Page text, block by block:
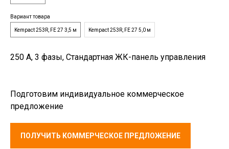
Вариант товара
Kempact 253R, FE 27 3,5 м Kempact 253R, FE 27 5,0 м
250 А, 3 фазы, Стандартная ЖК-панель управления
Подготовим индивидуальное коммерческое
предложение
ПОЛУЧИТЬ КОММЕРЧЕСКОЕ ПРЕДЛОЖЕНИЕ